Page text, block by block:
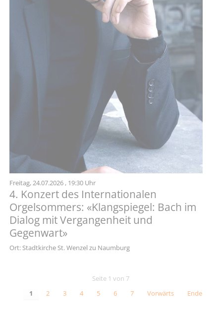
Freitag,24.07.2026 , 19:30 Uhr
4. Konzert des Internationalen
Orgelsommers: «Klangspiegel: Bach im
Dialog mit Vergangenheit und
Gegenwart»
Ort: Stadtkirche St. Wenzel zu Naumburg
Seite 1 von 7
1
2 3 4 5 6 7 Vorwärts Ende